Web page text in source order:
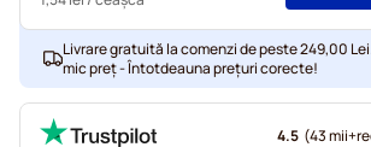
Livrare gratuită la comenzi de peste 249,00
mic preț - Întotdeauna prețuri corecte!
4.5 (43 mii+